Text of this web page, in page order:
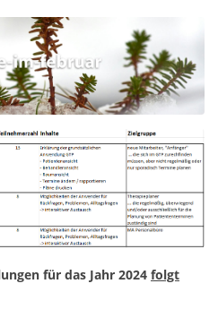
für das Jahr 2024 folgt